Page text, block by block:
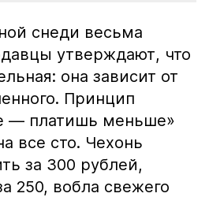
снеди весьма
утверждают, что
она зависит от
Принцип
— платишь меньше»
все сто. Чехонь
за 300 рублей,
250, вобла свежего